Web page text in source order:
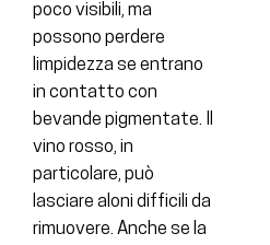
poco visibili, ma
possono perdere
limpidezza se entrano
in contatto con
bevande pigmentate. Il
vino rosso, in
particolare, può
lasciare aloni difficili da
rimuovere. Anche se la